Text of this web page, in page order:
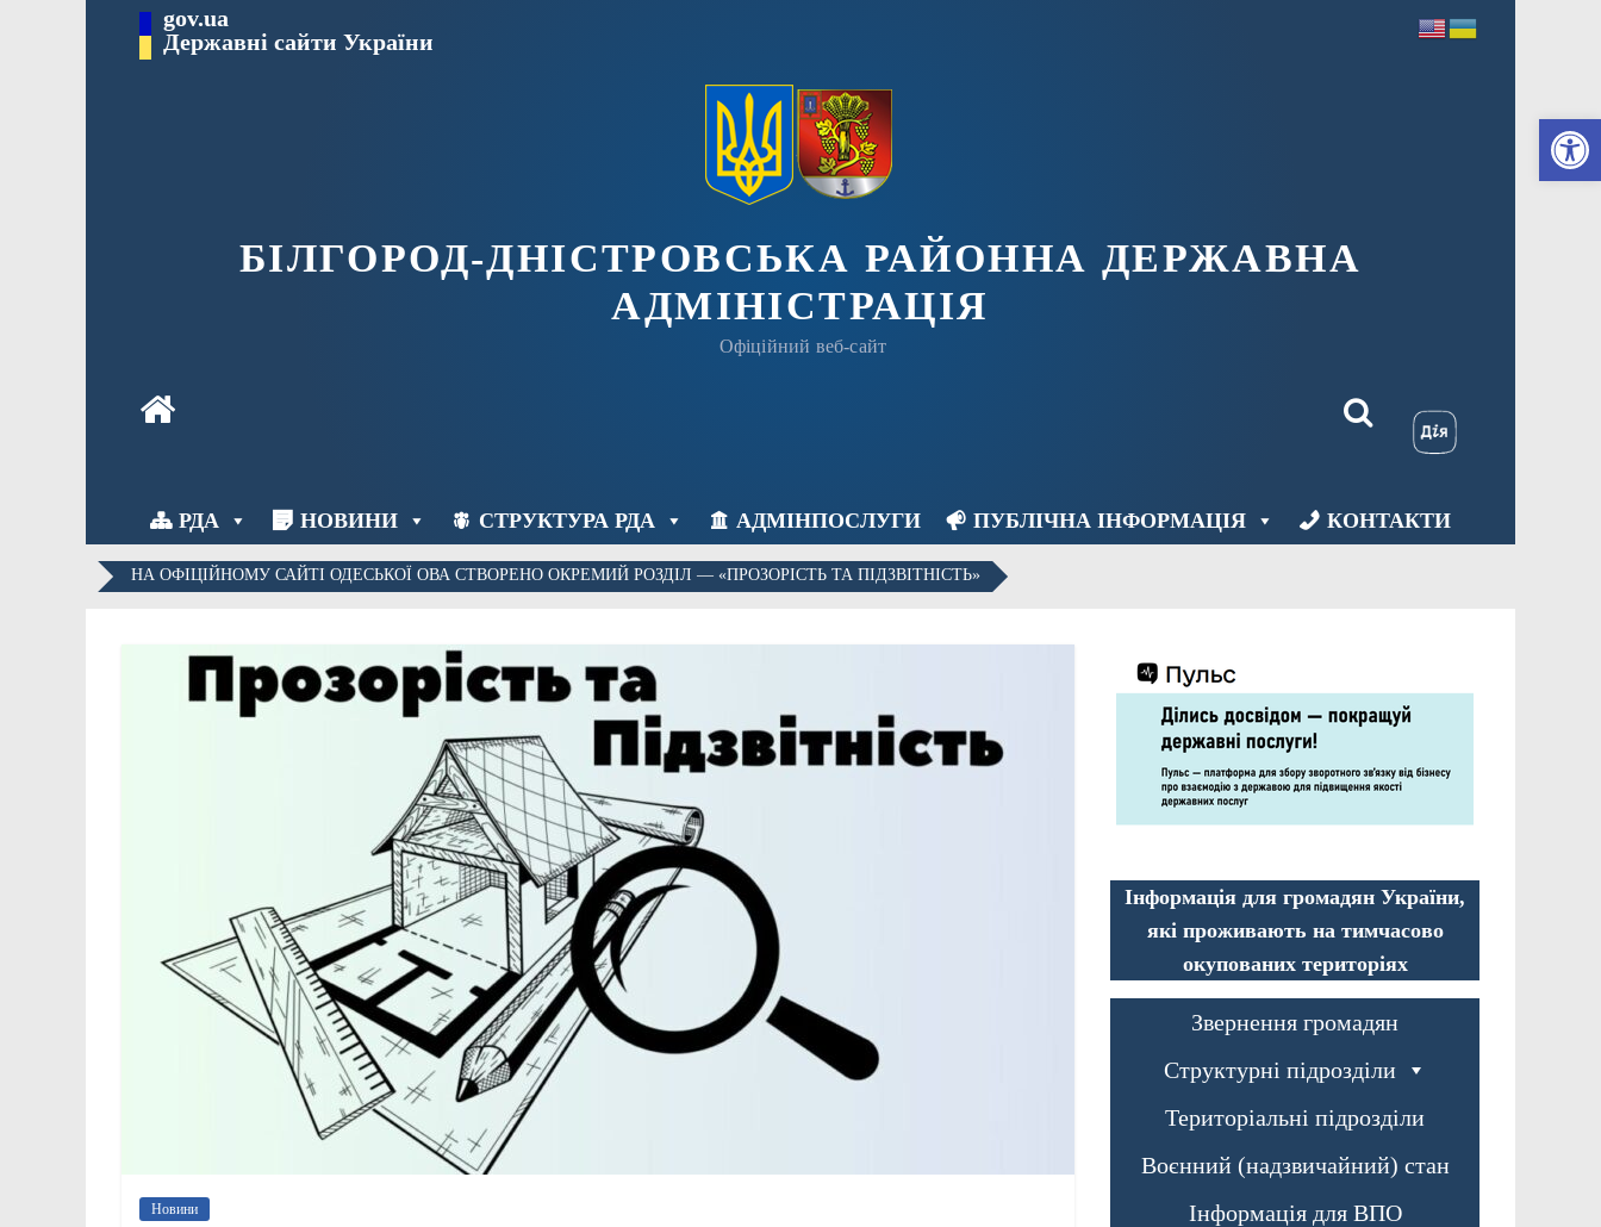
gov.ua
Державні сайти України
БІЛГОРОД-ДНІСТРОВСЬКА РАЙОННА ДЕРЖАВНА
АДМІНІСТРАЦІЯ
Офіційний веб-сайт
РДА НОВИНИ СТРУКТУРА РДА АДМІНПОСЛУГИ ПУБЛІЧНА ІНФОРМАЦІЯ КОНТАКТИ
НА ОФІЦІЙНОМУ САЙТІ ОДЕСЬКОЇ ОВА СТВОРЕНО ОКРЕМИЙ РОЗДІЛ — «ПРОЗОРІСТЬ ТА ПІДЗВІТНІСТЬ»
Новини
Інформація для громадян України,
які проживають на тимчасово
окупованих територіях
Звернення громадян
Структурні підрозділи
Територіальні підрозділи
Воєнний (надзвичайний) стан
Інформація для ВПО